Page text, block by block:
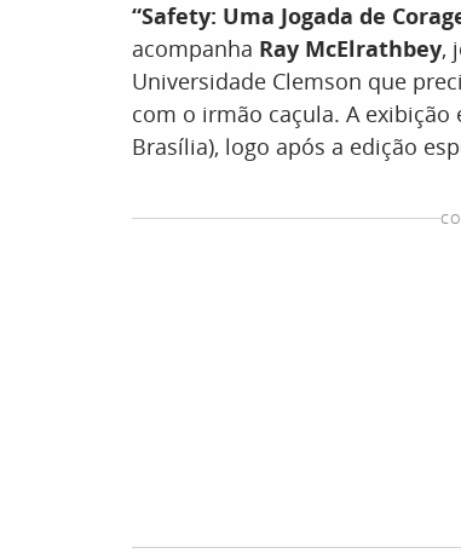
“Safety: Uma Jogada de
acompanha Ray McElrathbey,
Universidade Clemson que
com o irmão caçula. A exibição
Brasília), logo após a edição